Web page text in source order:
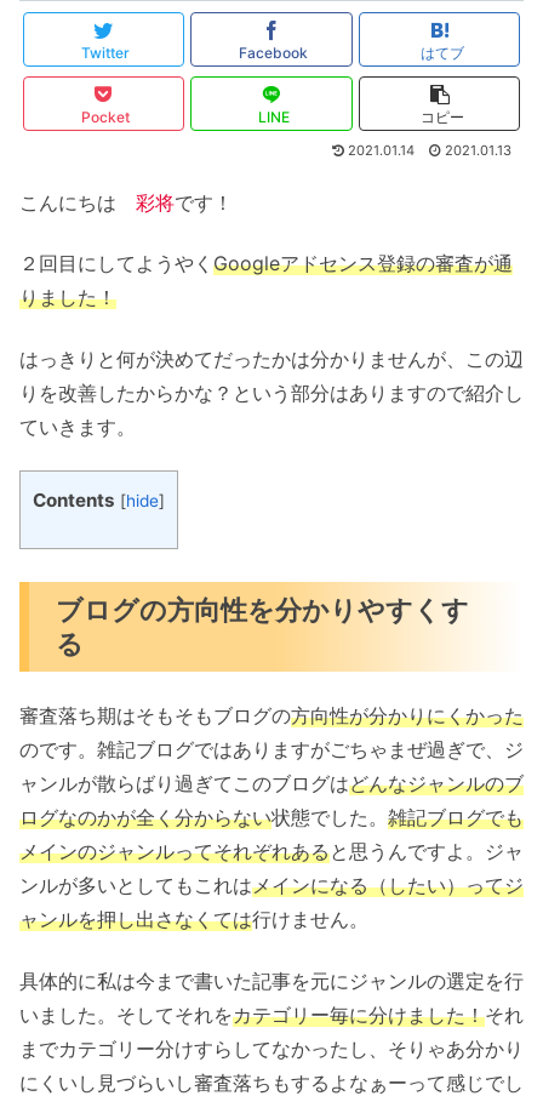
Twitter Facebook はてブ
Pocket LINE コピー
2021.01.14 2021.01.13
こんにちは 彩将です！
２回目にしてようやく Googleアドセンス登録の審査が通
りました！
はっきりと何が決めてだったかは分かりませんが、この辺
りを改善したからかな？という部分はありますので紹介し
ていきます。
Contents [hide]
ブログの方向性を分かりやすくす
る
審査落ち期はそもそもブログの方向性が分かりにくかった
のです。雑記ブログではありますがごちゃまぜ過ぎで、ジ
ャンルが散らばり過ぎてこのブログはどんなジャンルのブ
ログなのかが全く分からない状態でした。 雑記ブログでも
メインのジャンルってそれぞれあると思うんですよ。ジャ
ンルが多いとしてもこれはメインになる（したい）ってジ
ャンルを押し出さなくては行けません。
具体的に私は今まで書いた記事を元にジャンルの選定を行
いました。そしてそれをカテゴリー毎に分けました！それ
までカテゴリー分けすらしてなかったし、そりゃあ分かり
にくいし見づらいし審査落ちもするよなぁーって感じでし